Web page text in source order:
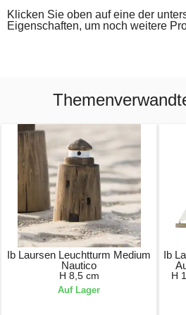
Klicken Sie oben auf eine der
Eigenschaften, um noch weitere
Ib Laursen Leuchtturm Medium
Nautico
H 8,5 cm
Auf Lager
Ib
H